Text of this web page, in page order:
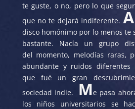
te guste, o no, pero lo que
que no te dejará indiferente. A
disco homónimo por lo menos te
bastante. Nacía un grupo
del momento, melodías raras,
abundante y ruidos diferentes
que fué un gran
sociedad indie.
Me pasa
los niños universitarios se